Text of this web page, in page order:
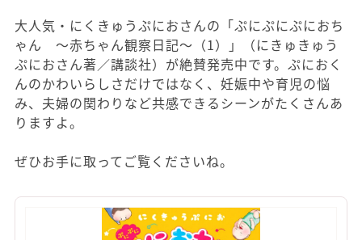
大人気・にくきゅうぷにおさんの「ぷにぷにぷにおち
ゃん ～赤ちゃん観察日記～（1）」（にきゅきゅう
ぷにおさん著／講談社）が絶賛発売中です。ぷにおく
んのかわいらしさだけではなく、妊娠中や育児の悩
み、夫婦の関わりなど共感できるシーンがたくさんあ
りますよ。
ぜひお手に取ってご覧くださいね。